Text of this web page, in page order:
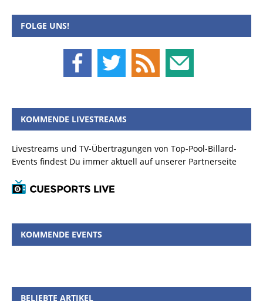
FOLGE UNS!
KOMMENDE LIVESTREAMS
Livestreams und TV-Übertragungen von Top-Pool-Billard-
Events findest Du immer aktuell auf unserer Partnerseite
KOMMENDE EVENTS
BELIEBTE ARTIKEL